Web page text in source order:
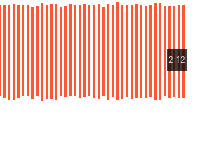
2:12